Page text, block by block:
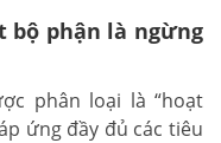
bộ phận là ngừng
phân loại là “hoạt
ứng đầy đủ các tiêu